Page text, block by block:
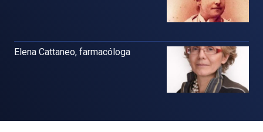
Elena Cattaneo, farmacóloga